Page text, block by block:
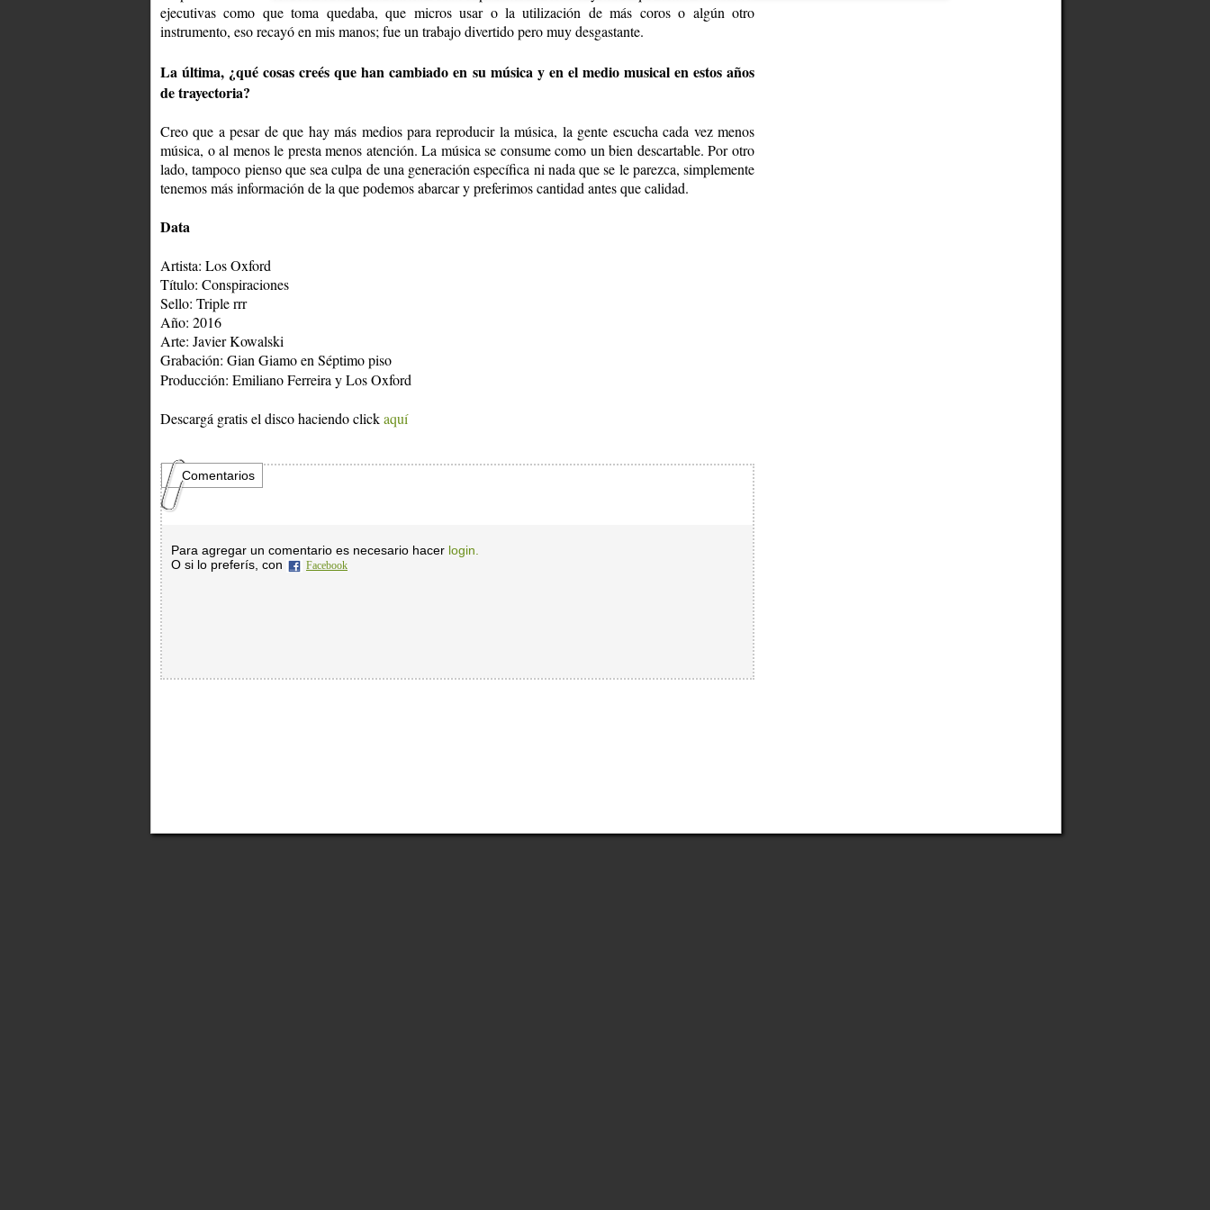
ejecutivas como que toma quedaba, que micros usar o la utilización de más coros o algún otro
instrumento, eso recayó en mis manos; fue un trabajo divertido pero muy desgastante.
La última, ¿qué cosas creés que han cambiado en su música y en el medio musical en estos años
de trayectoria?
Creo que a pesar de que hay más medios para reproducir la música, la gente escucha cada vez menos
música, o al menos le presta menos atención. La música se consume como un bien descartable. Por otro
lado, tampoco pienso que sea culpa de una generación específica ni nada que se le parezca, simplemente
tenemos más información de la que podemos abarcar y preferimos cantidad antes que calidad.
Data
Artista: Los Oxford
Título: Conspiraciones
Sello: Triple rrr
Año: 2016
Arte: Javier Kowalski
Grabación: Gian Giamo en Séptimo piso
Producción: Emiliano Ferreira y Los Oxford
Descargá gratis el disco haciendo clickaquí
Comentarios
Para agregar un comentario es necesario hacer login.
O si lo preferís, con
Facebook